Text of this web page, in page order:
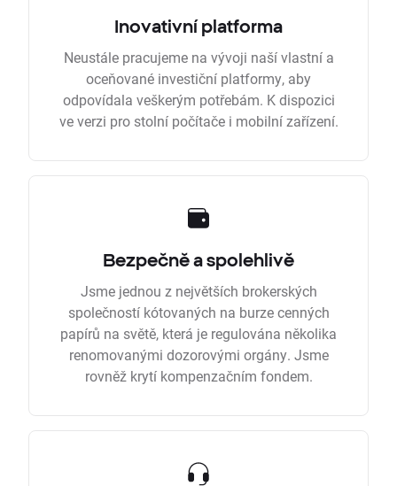
Inovativní platforma
Neustále pracujeme na vývoji naší vlastní a
oceňované investiční platformy, aby
odpovídala veškerým potřebám. K dispozici
ve verzi pro stolní počítače i mobilní zařízení.
Bezpečně a spolehlivě
Jsme jednou z největších brokerských
společností kótovaných na burze cenných
papírů na světě, která je regulována několika
renomovanými dozorovými orgány. Jsme
rovněž krytí kompenzačním fondem.